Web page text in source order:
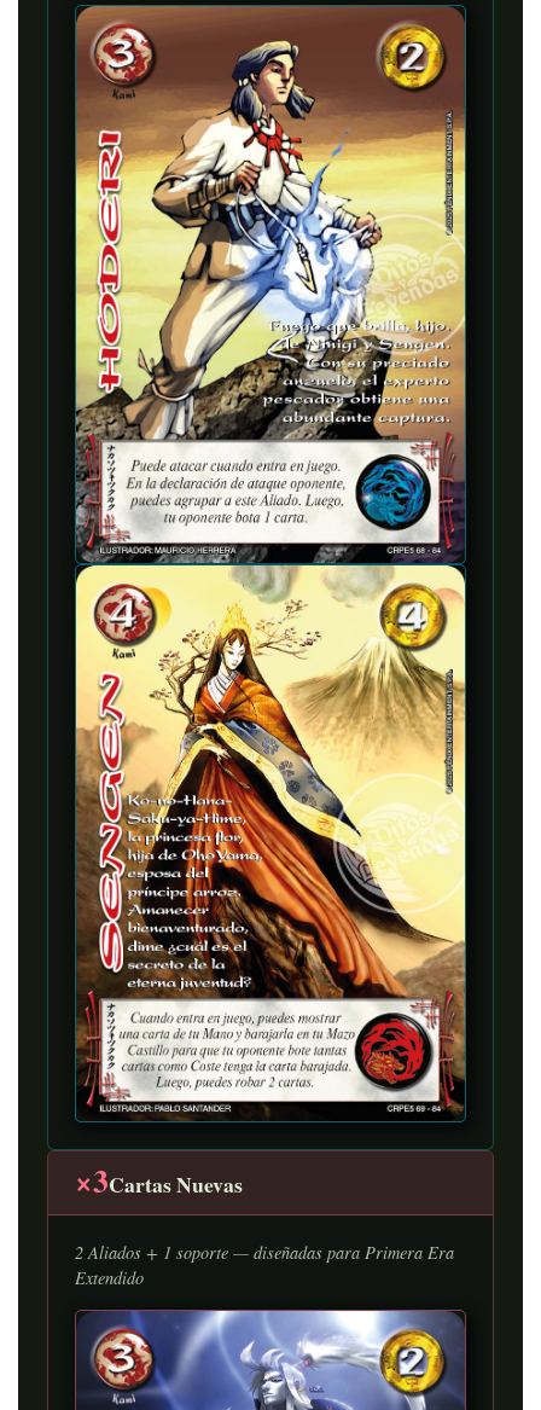
×3Cartas Nuevas
2 Aliados + 1 soporte — diseñadas para Primera Era
Extendido